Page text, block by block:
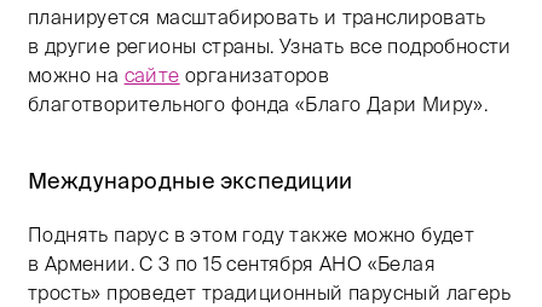
планируется масштабировать и транслировать
в другие регионы страны. Узнать все подробности
можно на сайте организаторов
благотворительного фонда «Благо Дари Миру».
Международные экспедиции
Поднять парус в этом году также можно будет
в Армении. С 3 по 15 сентября АНО «Белая
трость» проведет традиционный парусный лагерь